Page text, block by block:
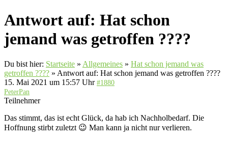
Antwort auf: Hat schon
jemand was getroffen ????
Du bist hier: Startseite » Allgemeines » Hat schon jemand was
getroffen ???? » Antwort auf: Hat schon jemand was getroffen ????
15. Mai 2021 um 15:57 Uhr #1880
PeterPan
Teilnehmer
Das stimmt, das ist echt Glück, da hab ich Nachholbedarf. Die
Hoffnung stirbt zuletzt 😉 Man kann ja nicht nur verlieren.